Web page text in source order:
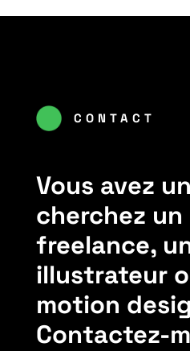
CONTACT
Vous avez
cherchez
freelance,
illustrateur
motion
Contactez-